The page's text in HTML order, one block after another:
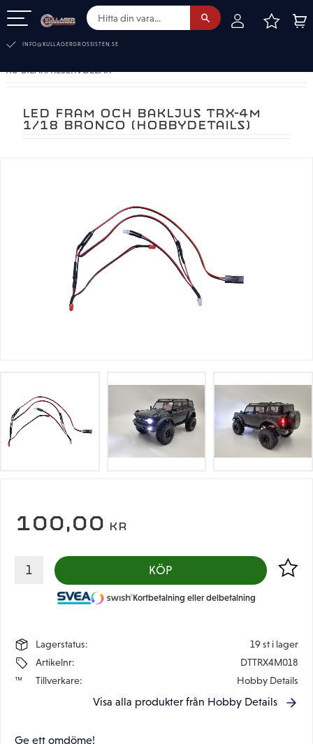
INFO@KULLAGERGROSSISTEN.SE
RC-BILAR. RESERVDELAR
LED FRAM OCH BAKLJUS TRX-4M
1/18 BRONCO (HOBBYDETAILS)
100,00 KR
KÖP Lägg
Kortbetalning eller delbetalning
Lagerstatus
19 st i lager
Artikelnr
DTTRX4M018
Tillverkare
Hobby Details
Visa alla produkter från Hobby Details
Ge ett omdöme!